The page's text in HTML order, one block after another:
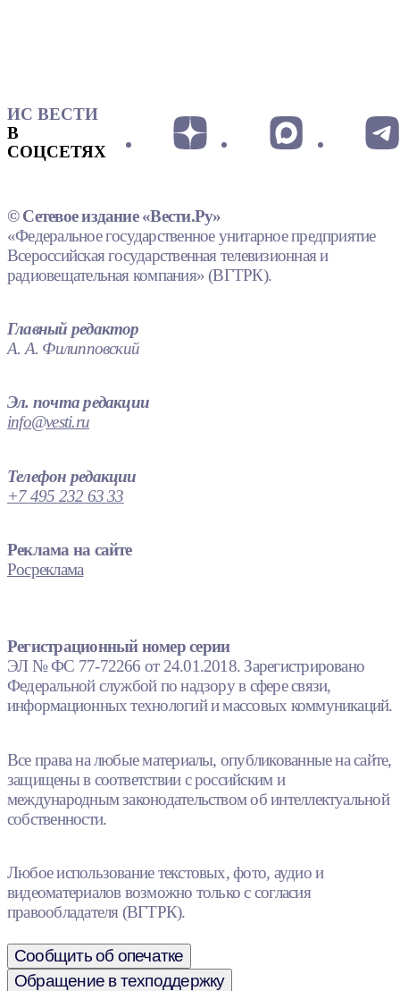
ИС ВЕСТИ
В
СОЦСЕТЯХ
© Сетевое издание «Вести.Ру»
«Федеральное государственное унитарное предприятие
Всероссийская государственная телевизионная и
радиовещательная компания» (ВГТРК).
Главный редактор
А. А. Филипповский
Эл. почта редакции
info@vesti.ru
Телефон редакции
+7 495 232 63 33
Реклама на сайте
Росреклама
Регистрационный номер серии
ЭЛ № ФС 77-72266 от 24.01.2018. Зарегистрировано
Федеральной службой по надзору в сфере связи,
информационных технологий и массовых коммуникаций.
Все права на любые материалы, опубликованные на сайте,
защищены в соответствии с российским и
международным законодательством об интеллектуальной
собственности.
Любое использование текстовых, фото, аудио и
видеоматериалов возможно только с согласия
правообладателя (ВГТРК).
Сообщить об опечатке
Обращение в техподдержку